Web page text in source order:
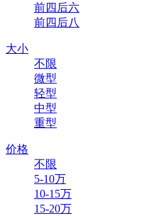
前四后六
前四后八
大小
不限
微型
轻型
中型
重型
价格
不限
5-10万
10-15万
15-20万